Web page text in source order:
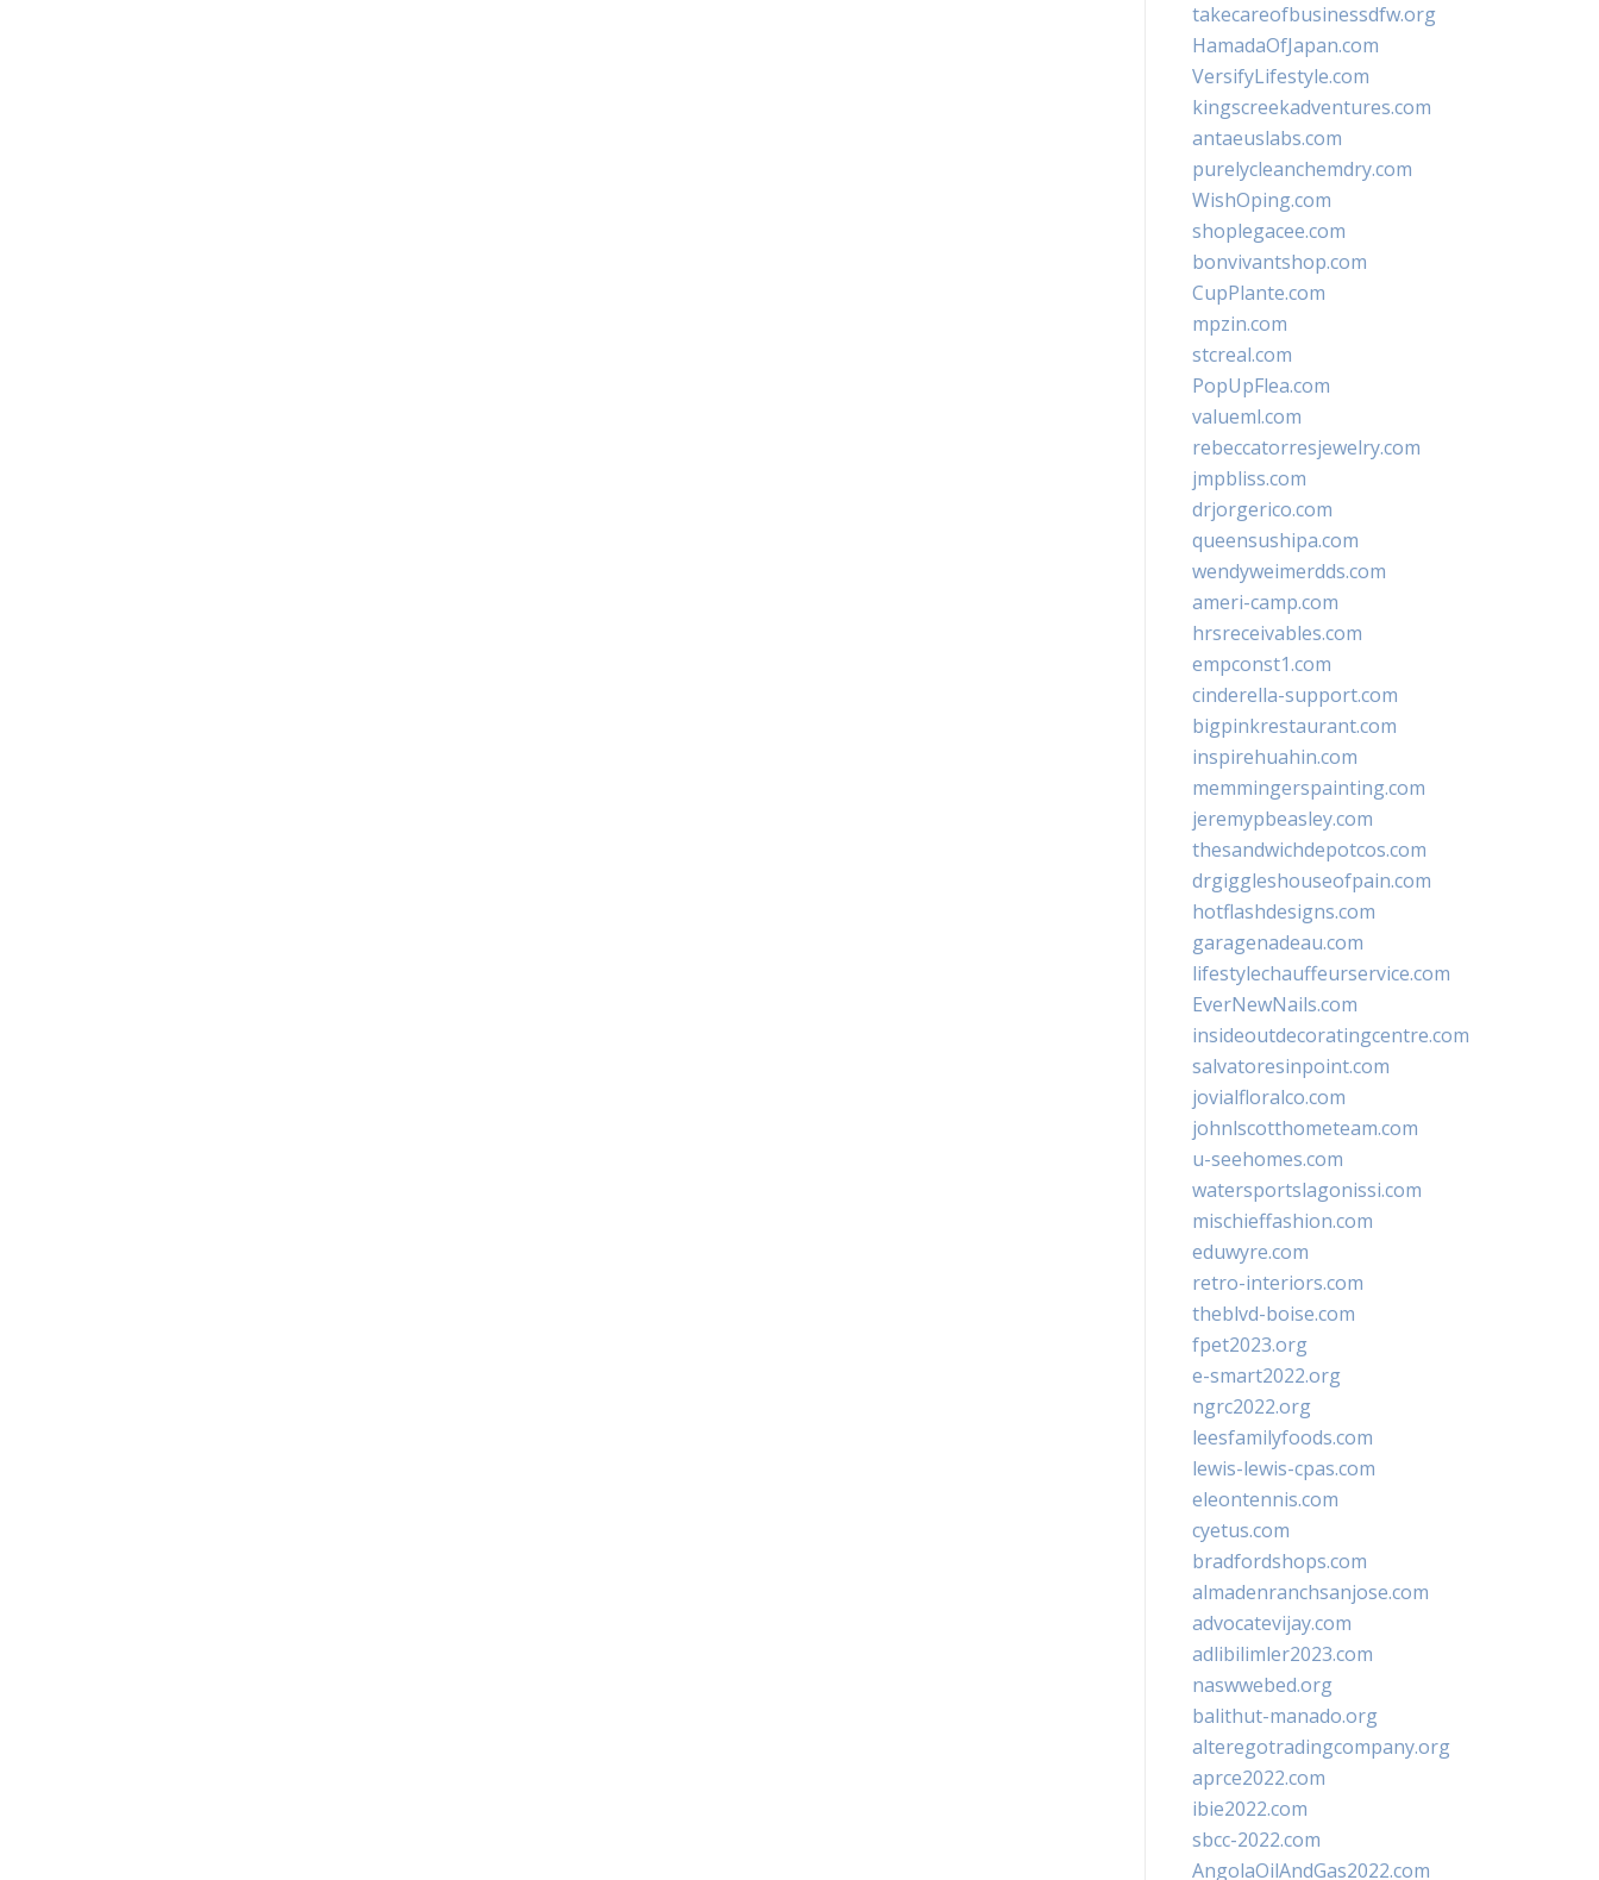
takecareofbusinessdfw.org
HamadaOfJapan.com
VersifyLifestyle.com
kingscreekadventures.com
antaeuslabs.com
purelycleanchemdry.com
WishOping.com
shoplegacee.com
bonvivantshop.com
CupPlante.com
mpzin.com
stcreal.com
PopUpFlea.com
valueml.com
rebeccatorresjewelry.com
jmpbliss.com
drjorgerico.com
queensushipa.com
wendyweimerdds.com
ameri-camp.com
hrsreceivables.com
empconst1.com
cinderella-support.com
bigpinkrestaurant.com
inspirehuahin.com
memmingerspainting.com
jeremypbeasley.com
thesandwichdepotcos.com
drgiggleshouseofpain.com
hotflashdesigns.com
garagenadeau.com
lifestylechauffeurservice.com
EverNewNails.com
insideoutdecoratingcentre.com
salvatoresinpoint.com
jovialfloralco.com
johnlscotthometeam.com
u-seehomes.com
watersportslagonissi.com
mischieffashion.com
eduwyre.com
retro-interiors.com
theblvd-boise.com
fpet2023.org
e-smart2022.org
ngrc2022.org
leesfamilyfoods.com
lewis-lewis-cpas.com
eleontennis.com
cyetus.com
bradfordshops.com
almadenranchsanjose.com
advocatevijay.com
adlibilimler2023.com
naswwebed.org
balithut-manado.org
alteregotradingcompany.org
aprce2022.com
ibie2022.com
sbcc-2022.com
AngolaOilAndGas2022.com